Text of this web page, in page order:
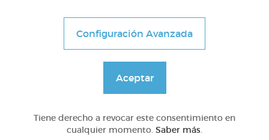
Educación vial
Configuración Avanzada
Aceptar
Tiene derecho a revocar este consentimiento en
cualquier momento. Saber más.